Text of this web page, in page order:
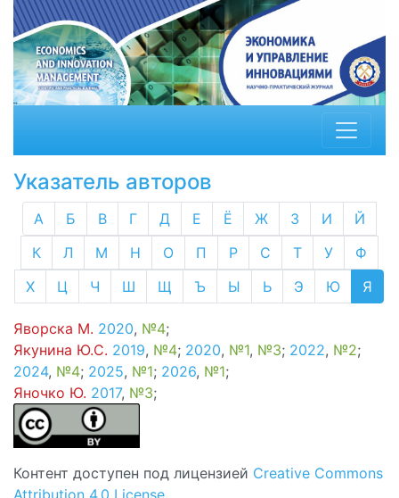
Указатель авторов
А Б В Г Д Е Ё Ж З И
Й
К
Л М Н О П Р С Т У
Ф
Х
Ц Ч Ш Щ Ъ Ы Ь Э Ю Я
Яворска М. 2020, №4;
Якунина Ю.С. 2019, №4; 2020, №1, №3; 2022, №2;
2024, №4; 2025, №1; 2026, №1;
Яночко Ю. 2017, №3;
Контент доступен под лицензией Creative Commons
Attribution 4.0 License.